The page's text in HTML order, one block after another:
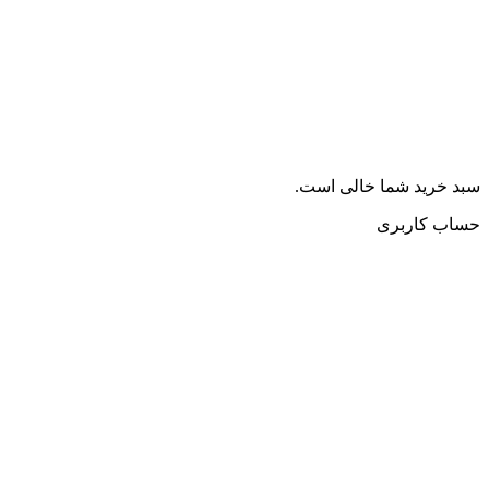
سبد خرید شما خالی است.
حساب کاربری